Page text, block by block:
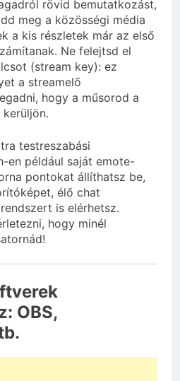
rövid bemutatkozást,
meg a közösségi média
a kis részletek már az első
Ne felejtsd el
(stream key): ez
a streamelő
hogy a műsorod a
testreszabási
en például saját emote-
pontokat állíthatsz be,
élő chat
is elérhetsz.
hogy minél
OBS,